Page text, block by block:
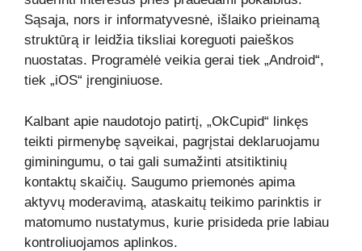
Sąsaja, nors ir informatyvesnė, išlaiko prieinamą
struktūrą ir leidžia tiksliai koreguoti paieškos
nuostatas. Programėlė veikia gerai tiek „Android“,
tiek „iOS“ įrenginiuose.
Kalbant apie naudotojo patirtį, „OkCupid“ linkęs
teikti pirmenybę sąveikai, pagrįstai deklaruojamu
giminingumu, o tai gali sumažinti atsitiktinių
kontaktų skaičių. Saugumo priemonės apima
aktyvų moderavimą, ataskaitų teikimo parinktis ir
matomumo nustatymus, kurie prisideda prie labiau
kontroliuojamos aplinkos.